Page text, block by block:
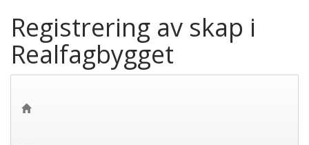
Registrering av skap i
Realfagbygget